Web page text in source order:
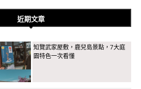
近期文章
知覽武家屋敷，鹿兒島景點，7大庭
園特色一次看懂